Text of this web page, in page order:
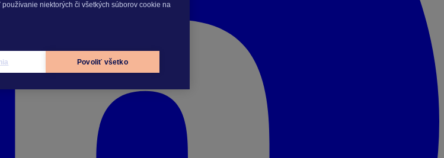
niektorých či všetkých súborov cookie na
Povoliť všetko